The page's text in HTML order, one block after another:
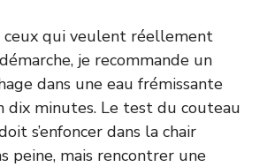
ceux qui veulent réellement
je recommande un
dans une eau frémissante
dix minutes. Le test du couteau
s’enfoncer dans la chair
peine, mais rencontrer une